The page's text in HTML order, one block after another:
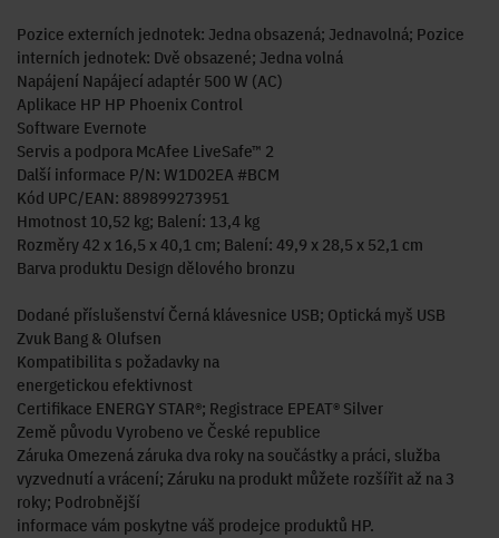
Pozice externích jednotek: Jedna obsazená; Jednavolná; Pozice
interních jednotek: Dvě obsazené; Jedna volná
Napájení Napájecí adaptér 500 W (AC)
Aplikace HP HP Phoenix Control
Software Evernote
Servis a podpora McAfee LiveSafe™ 2
Další informace P/N: W1D02EA #BCM
Kód UPC/EAN: 889899273951
Hmotnost 10,52 kg; Balení: 13,4 kg
Rozměry 42 x 16,5 x 40,1 cm; Balení: 49,9 x 28,5 x 52,1 cm
Barva produktu Design dělového bronzu
Dodané příslušenství Černá klávesnice USB; Optická myš USB
Zvuk Bang & Olufsen
Kompatibilita s požadavky na
energetickou efektivnost
Certifikace ENERGY STAR®; Registrace EPEAT® Silver
Země původu Vyrobeno ve České republice
Záruka Omezená záruka dva roky na součástky a práci, služba
vyzvednutí a vrácení; Záruku na produkt můžete rozšířit až na 3
roky; Podrobnější
informace vám poskytne váš prodejce produktů HP.